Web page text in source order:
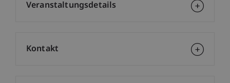
Veranstaltungsdetails
Kontakt